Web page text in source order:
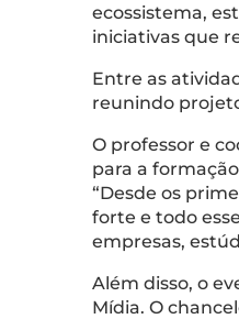
ecossistema,
iniciativas que
Entre as
reunindo
O professor e
para a
“Desde os
forte e todo
empresas,
Além disso, o
Mídia. O